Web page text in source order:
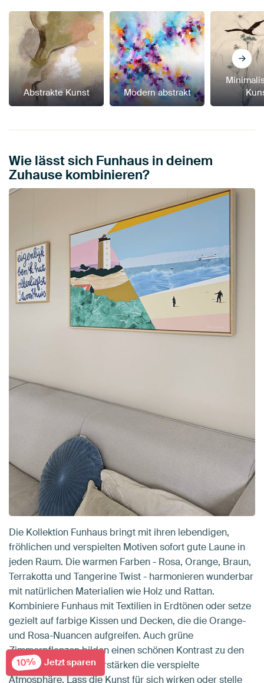
Abstrakte Kunst Modern abstrakt
Wie lässt sich Funhaus in deinem
Zuhause kombinieren?
Die Kollektion Funhaus bringt mit ihren lebendigen,
fröhlichen und verspielten Motiven sofort gute Laune in
jeden Raum. Die warmen Farben - Rosa, Orange, Braun,
Terrakotta und Tangerine Twist - harmonieren wunderbar
mit natürlichen Materialien wie Holz und Rattan.
Kombiniere Funhaus mit Textilien in Erdtönen oder setze
gezielt auf farbige Kissen und Decken, die die Orange-
und Rosa-Nuancen aufgreifen. Auch grüne
Zimmerpflanzen bilden einen schönen Kontrast zu den
warmen Tönen und verstärken die verspielte
Atmosphäre. Lass die Kunst für sich wirken oder stelle
10% Jetzt sparen